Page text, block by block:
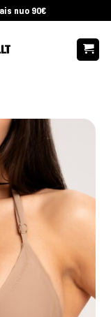
nuo 90€